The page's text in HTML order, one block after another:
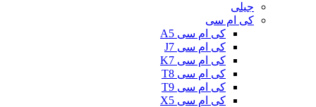
جیلی
کی ام سی
کی ام سی A5
کی ام سی J7
کی ام سی K7
کی ام سی T8
کی ام سی T9
کی ام سی X5